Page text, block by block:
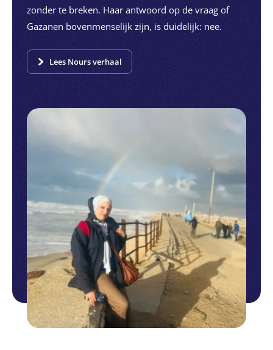
zonder te breken. Haar antwoord op de vraag of
Gazanen bovenmenselijk zijn, is duidelijk: nee.
Lees Nours verhaal